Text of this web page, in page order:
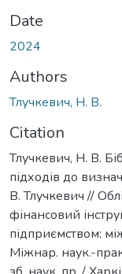
Date
2024
Authors
Тлучкевич, Н. В.
Citation
Тлучкевич, Н. В.
підходів до
В. Тлучкевич //
фінансовий
підприємством:
Міжнар. наук.-